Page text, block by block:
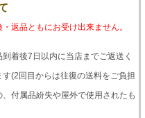
返品ともにお受け出来ません。
着後7日以内に当店までご返送く
(2回目からは往復の送料をご負担
付属品紛失や屋外で使用されたも